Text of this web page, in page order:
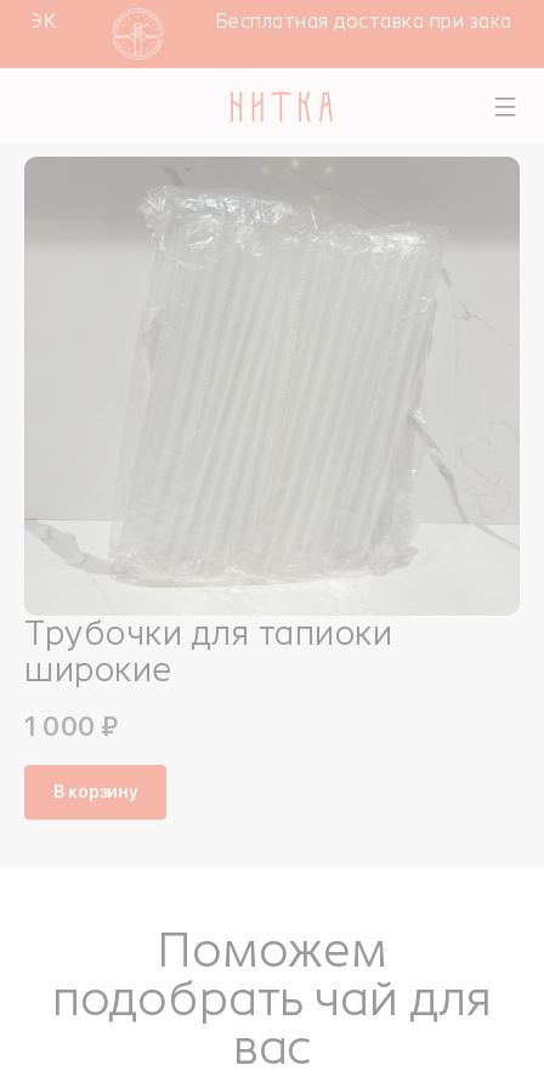
Бесплатная доставка при
Трубочки для тапиоки
широкие
1 000 ₽
В корзину
Поможем
подобрать чай для
вас